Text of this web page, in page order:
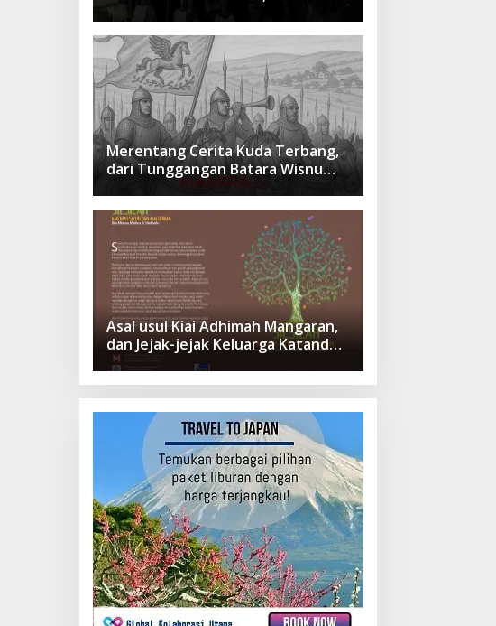
cita Besar Sang Penerus
Menusantara dan Mendunia
Merentang Cerita Kuda Terbang,
dari Tunggangan Batara Wisnu
Hingga Simbol Ketangguhan Para
Kesatria
Asal usul Kiai Adhimah Mangaran,
dan Jejak-jejak Keluarga Katandur
di Situbondo